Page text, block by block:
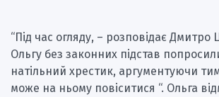
“Під час огляду, – розповідає Дмитро
Ольгу без законних підстав
натільний хрестик, аргументуючи
може на ньому повіситися “. Ольга